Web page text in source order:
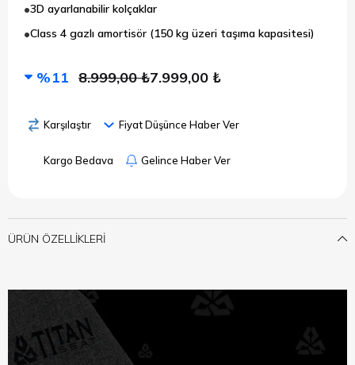
3D ayarlanabilir kolçaklar
Class 4 gazlı amortisör (150 kg üzeri taşıma kapasitesi)
11 8.999,00 ₺7.999,00 ₺
Karşılaştır Fiyat Düşünce Haber Ver
Kargo Bedava Gelince Haber Ver
ÜRÜN ÖZELLIKLERI